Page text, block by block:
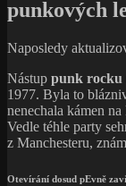
punkových
Naposledy
Nástup punk rocku
1977. Byla to
nenechala kámen
Vedle téhle party
z Manchesteru,
Otevírání dosud pEvně